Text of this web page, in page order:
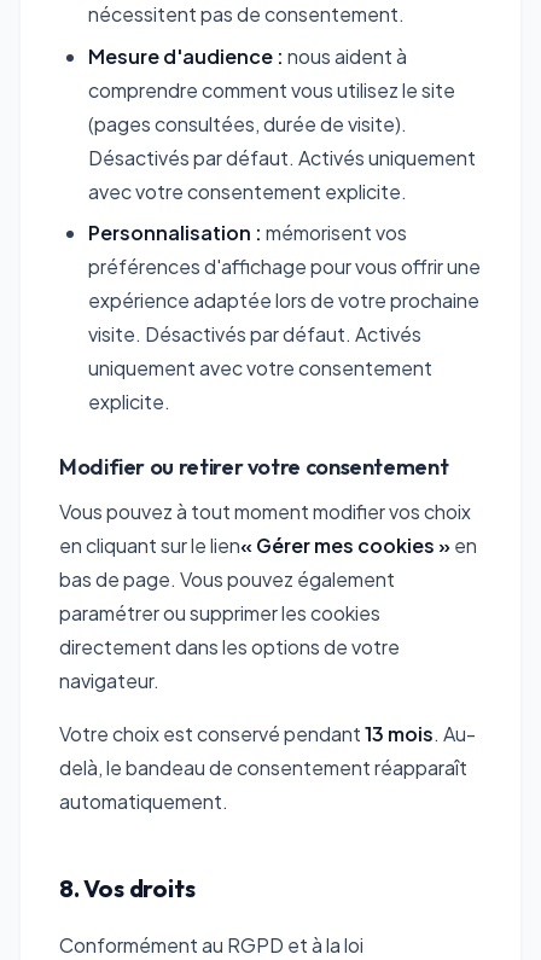
nécessitent pas de consentement.
Mesure d'audience : nous aident à
comprendre comment vous utilisez le site
(pages consultées, durée de visite).
Désactivés par défaut. Activés uniquement
avec votre consentement explicite.
Personnalisation : mémorisent vos
préférences d'affichage pour vous offrir une
expérience adaptée lors de votre prochaine
visite. Désactivés par défaut. Activés
uniquement avec votre consentement
explicite.
Modifier ou retirer votre consentement
Vous pouvez à tout moment modifier vos choix
en cliquant sur le lien« Gérer mes cookies »en
bas de page. Vous pouvez également
paramétrer ou supprimer les cookies
directement dans les options de votre
navigateur.
Votre choix est conservé pendant13 mois. Au-
delà, le bandeau de consentement réapparaît
automatiquement.
8. Vos droits
Conformément au RGPD et à la loi